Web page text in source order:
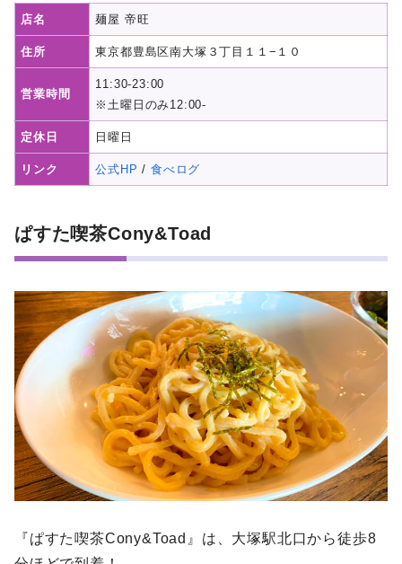
店名 麺屋 帝旺
住所 東京都豊島区南大塚３丁目１１−１０
営業時間
11:30-23:00
※土曜日のみ12:00-
定休日 日曜日
リンク 公式HP / 食べログ
ぱすた喫茶Cony&Toad
『ぱすた喫茶Cony&Toad』は、大塚駅北口から徒歩8